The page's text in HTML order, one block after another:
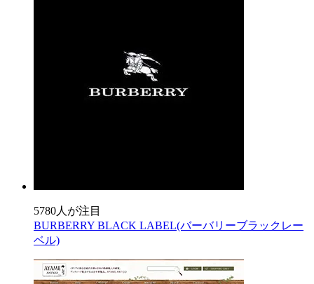
5780人が注目
BURBERRY BLACK LABEL(バーバリーブラックレー
ベル)